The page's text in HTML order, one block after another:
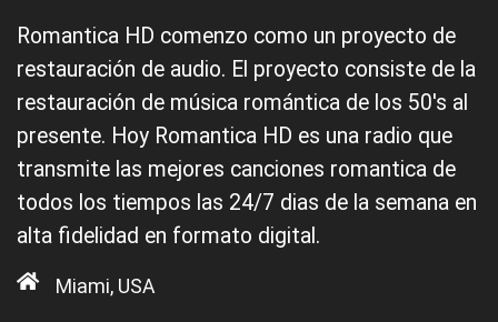
Romantica HD comenzo como un proyecto de
restauración de audio. El proyecto consiste de la
restauración de música romántica de los 50's al
presente. Hoy Romantica HD es una radio que
transmite las mejores canciones romantica de
todos los tiempos las 24/7 dias de la semana en
alta fidelidad en formato digital.
Miami, USA